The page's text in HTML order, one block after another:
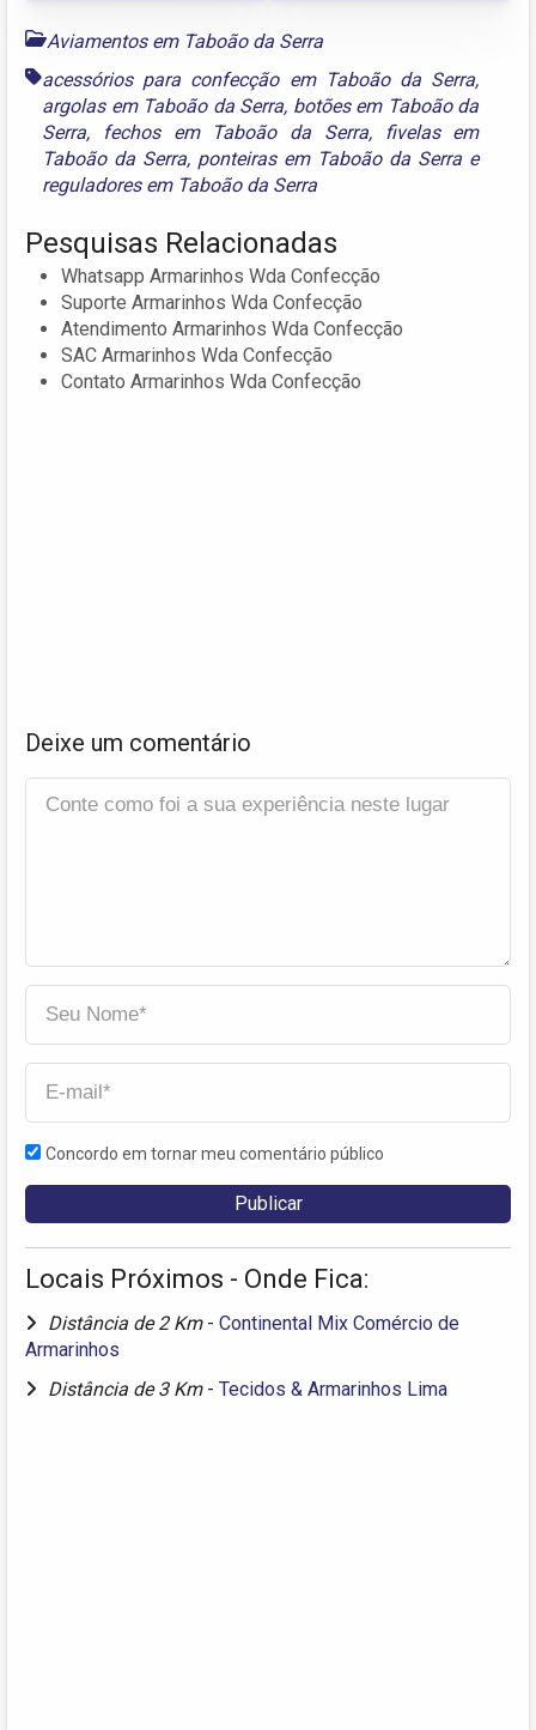
Aviamentos em Taboão da Serra
acessórios para confecção em Taboão da Serra,
argolas em Taboão da Serra, botões em Taboão da
Serra, fechos em Taboão da Serra,
fivelas em
Taboão da Serra, ponteiras em Taboão da Serra e
reguladores em Taboão da Serra
Pesquisas Relacionadas
Whatsapp Armarinhos Wda Confecção
Suporte Armarinhos Wda Confecção
Atendimento Armarinhos Wda Confecção
SAC Armarinhos Wda Confecção
Contato Armarinhos Wda Confecção
Deixe um comentário
Concordo em tornar meu comentário público
Locais Próximos - Onde Fica:
Distância de 2 Km - Continental Mix Comércio de
Armarinhos
Distância de 3 Km - Tecidos & Armarinhos Lima